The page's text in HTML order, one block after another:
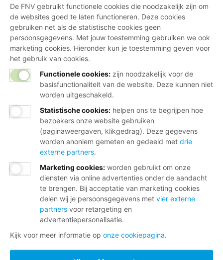
De FNV gebruikt functionele cookies die noodzakelijk zijn om
de websites goed te laten functioneren. Deze cookies
gebruiken net als de statistische cookies geen
persoonsgegevens. Met jouw toestemming gebruiken we ook
marketing cookies. Hieronder kun je toestemming geven voor
het gebruik van cookies.
Functionele cookies: zijn noodzakelijk voor de
basisfunctionaliteit van de website. Deze kunnen niet
worden uitgeschakeld.
Statistische cookies: helpen ons te begrijpen hoe
bezoekers onze website gebruiken
(paginaweergaven, klikgedrag). Deze gegevens
worden anoniem gemeten en gedeeld met drie
externe partners.
Marketing cookies: worden gebruikt om onze
diensten via online advertenties onder de aandacht
te brengen. Bij acceptatie van marketing cookies
delen wij je persoonsgegevens met vier externe
partners voor retargeting en
advertentiepersonalisatie.
Kijk voor meer informatie op onze cookiepagina.